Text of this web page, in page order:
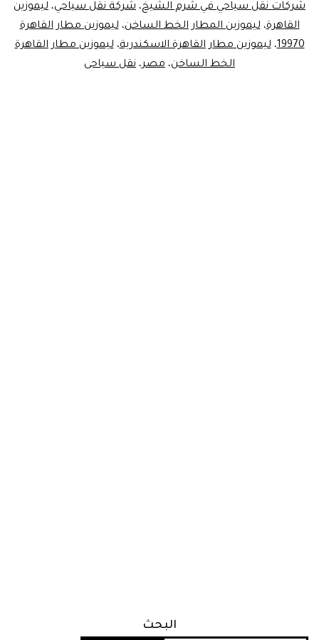
شركات نقل سياحي في شرم الشيخ، شركة نقل سياحي، ليموزين
القاهرة،ليموزين المطار الخط الساخن،ليموزين مطار القاهرة
19970،ليموزين مطار القاهرة الاسكندرية،ليموزين مطار القاهرة
الخط الساخن، مصر، نقل سياحى
البحث